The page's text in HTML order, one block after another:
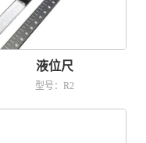
液位尺
型号：R2